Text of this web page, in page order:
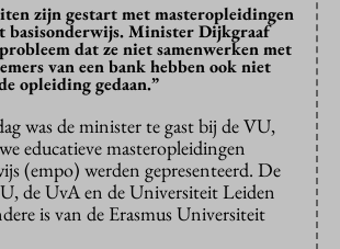
zijn gestart met masteropleidingen
basisonderwijs. Minister Dijkgraaf
dat ze niet samenwerken met
van een bank hebben ook niet
opleiding gedaan.”
was de minister te gast bij de VU,
educatieve masteropleidingen
(empo) werden gepresenteerd. De
de UvA en de Universiteit Leiden
is van de Erasmus Universiteit